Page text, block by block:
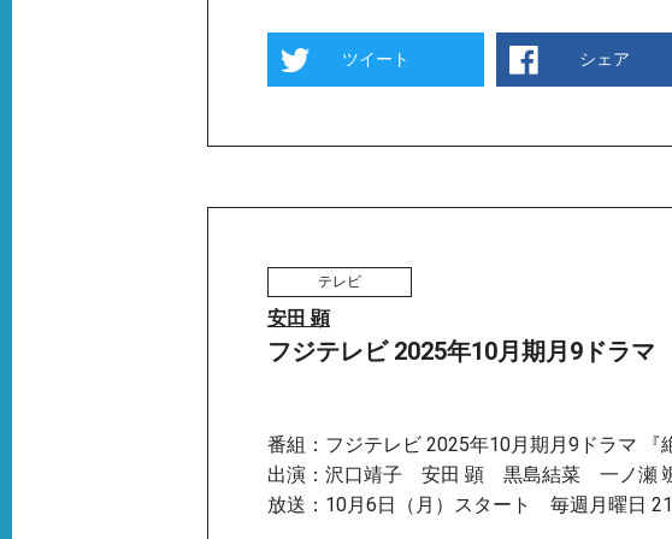
ツイート シェア
テレビ
安田 顕
フジテレビ 2025年10月期月9ドラマ
番組：フジテレビ 2025年10月期月9ドラマ 『
出演：沢口靖子 安田 顕 黒島結菜 一ノ瀬
放送：10月6日（月）スタート 毎週月曜日